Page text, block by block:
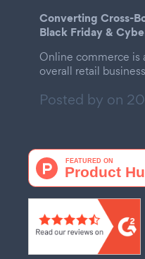
Converting Cross-
Black Friday &
Online commerce is
overall retail
Posted by on